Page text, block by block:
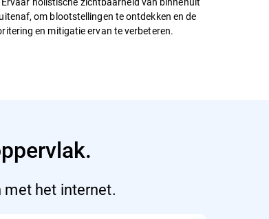
om blootstellingen te ontdekken en de
en mitigatie ervan te verbeteren.
het internet.